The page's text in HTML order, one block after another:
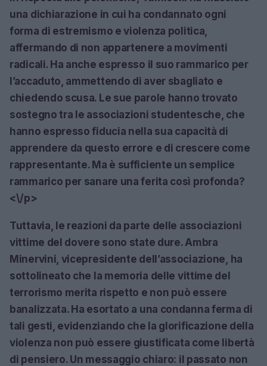
una dichiarazione in cui ha condannato ogni
forma di estremismo e violenza politica,
affermando di non appartenere a movimenti
radicali. Ha anche espresso il suo rammarico per
l’accaduto, ammettendo di aver sbagliato e
chiedendo scusa. Le sue parole hanno trovato
sostegno tra le associazioni studentesche, che
hanno espresso fiducia nella sua capacità di
apprendere da questo errore e di crescere come
rappresentante. Ma è sufficiente un semplice
rammarico per sanare una ferita così profonda?
<\/p>
Tuttavia, le reazioni da parte delle associazioni
vittime del dovere sono state dure. Ambra
Minervini, vicepresidente dell’associazione, ha
sottolineato che la memoria delle vittime del
terrorismo merita rispetto e non può essere
banalizzata. Ha esortato a una condanna ferma di
tali gesti, evidenziando che la glorificazione della
violenza non può essere giustificata come libertà
di pensiero. Un messaggio chiaro: il passato non